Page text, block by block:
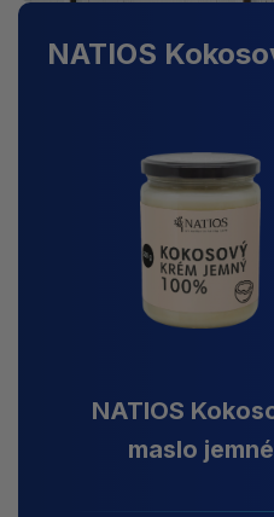
NATIOS
NATIOS
maslo jemné